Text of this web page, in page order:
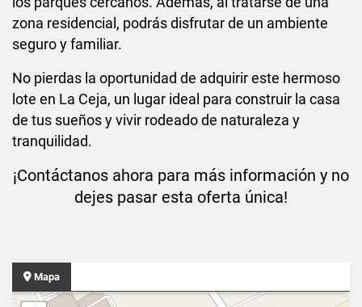
zona residencial, podrás disfrutar de un ambiente
seguro y familiar.
No pierdas la oportunidad de adquirir este hermoso
lote en La Ceja, un lugar ideal para construir la casa
de tus sueños y vivir rodeado de naturaleza y
tranquilidad.
¡Contáctanos ahora para más información y no
dejes pasar esta oferta única!
Mapa